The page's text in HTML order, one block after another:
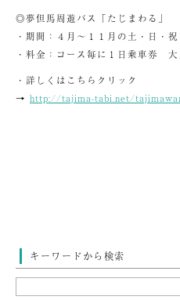
◎夢但馬周遊バス「たじまわる」
・期間：４月～１１月の土・日・祝
・料金：コース毎に１日乗車券
・詳しくはこちらクリック
→ http://tajima-tabi.net/
キーワードから検索